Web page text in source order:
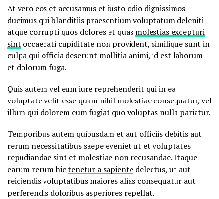
At vero eos et accusamus et iusto odio dignissimos
ducimus qui blanditiis praesentium voluptatum deleniti
atque corrupti quos dolores et quas molestias excepturi
sint occaecati cupiditate non provident, similique sunt in
culpa qui officia deserunt mollitia animi, id est laborum
et dolorum fuga.
Quis autem vel eum iure reprehenderit qui in ea
voluptate velit esse quam nihil molestiae consequatur, vel
illum qui dolorem eum fugiat quo voluptas nulla pariatur.
Temporibus autem quibusdam et aut officiis debitis aut
rerum necessitatibus saepe eveniet ut et voluptates
repudiandae sint et molestiae non recusandae. Itaque
earum rerum hic tenetur a sapiente delectus, ut aut
reiciendis voluptatibus maiores alias consequatur aut
perferendis doloribus asperiores repellat.